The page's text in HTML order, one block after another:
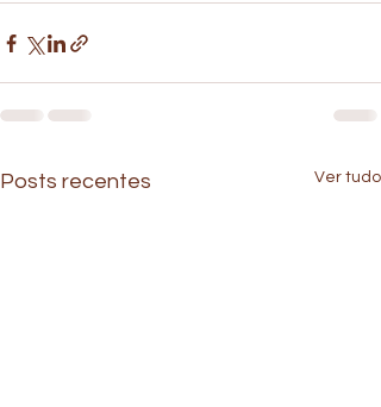
Posts recentes Ver tudo